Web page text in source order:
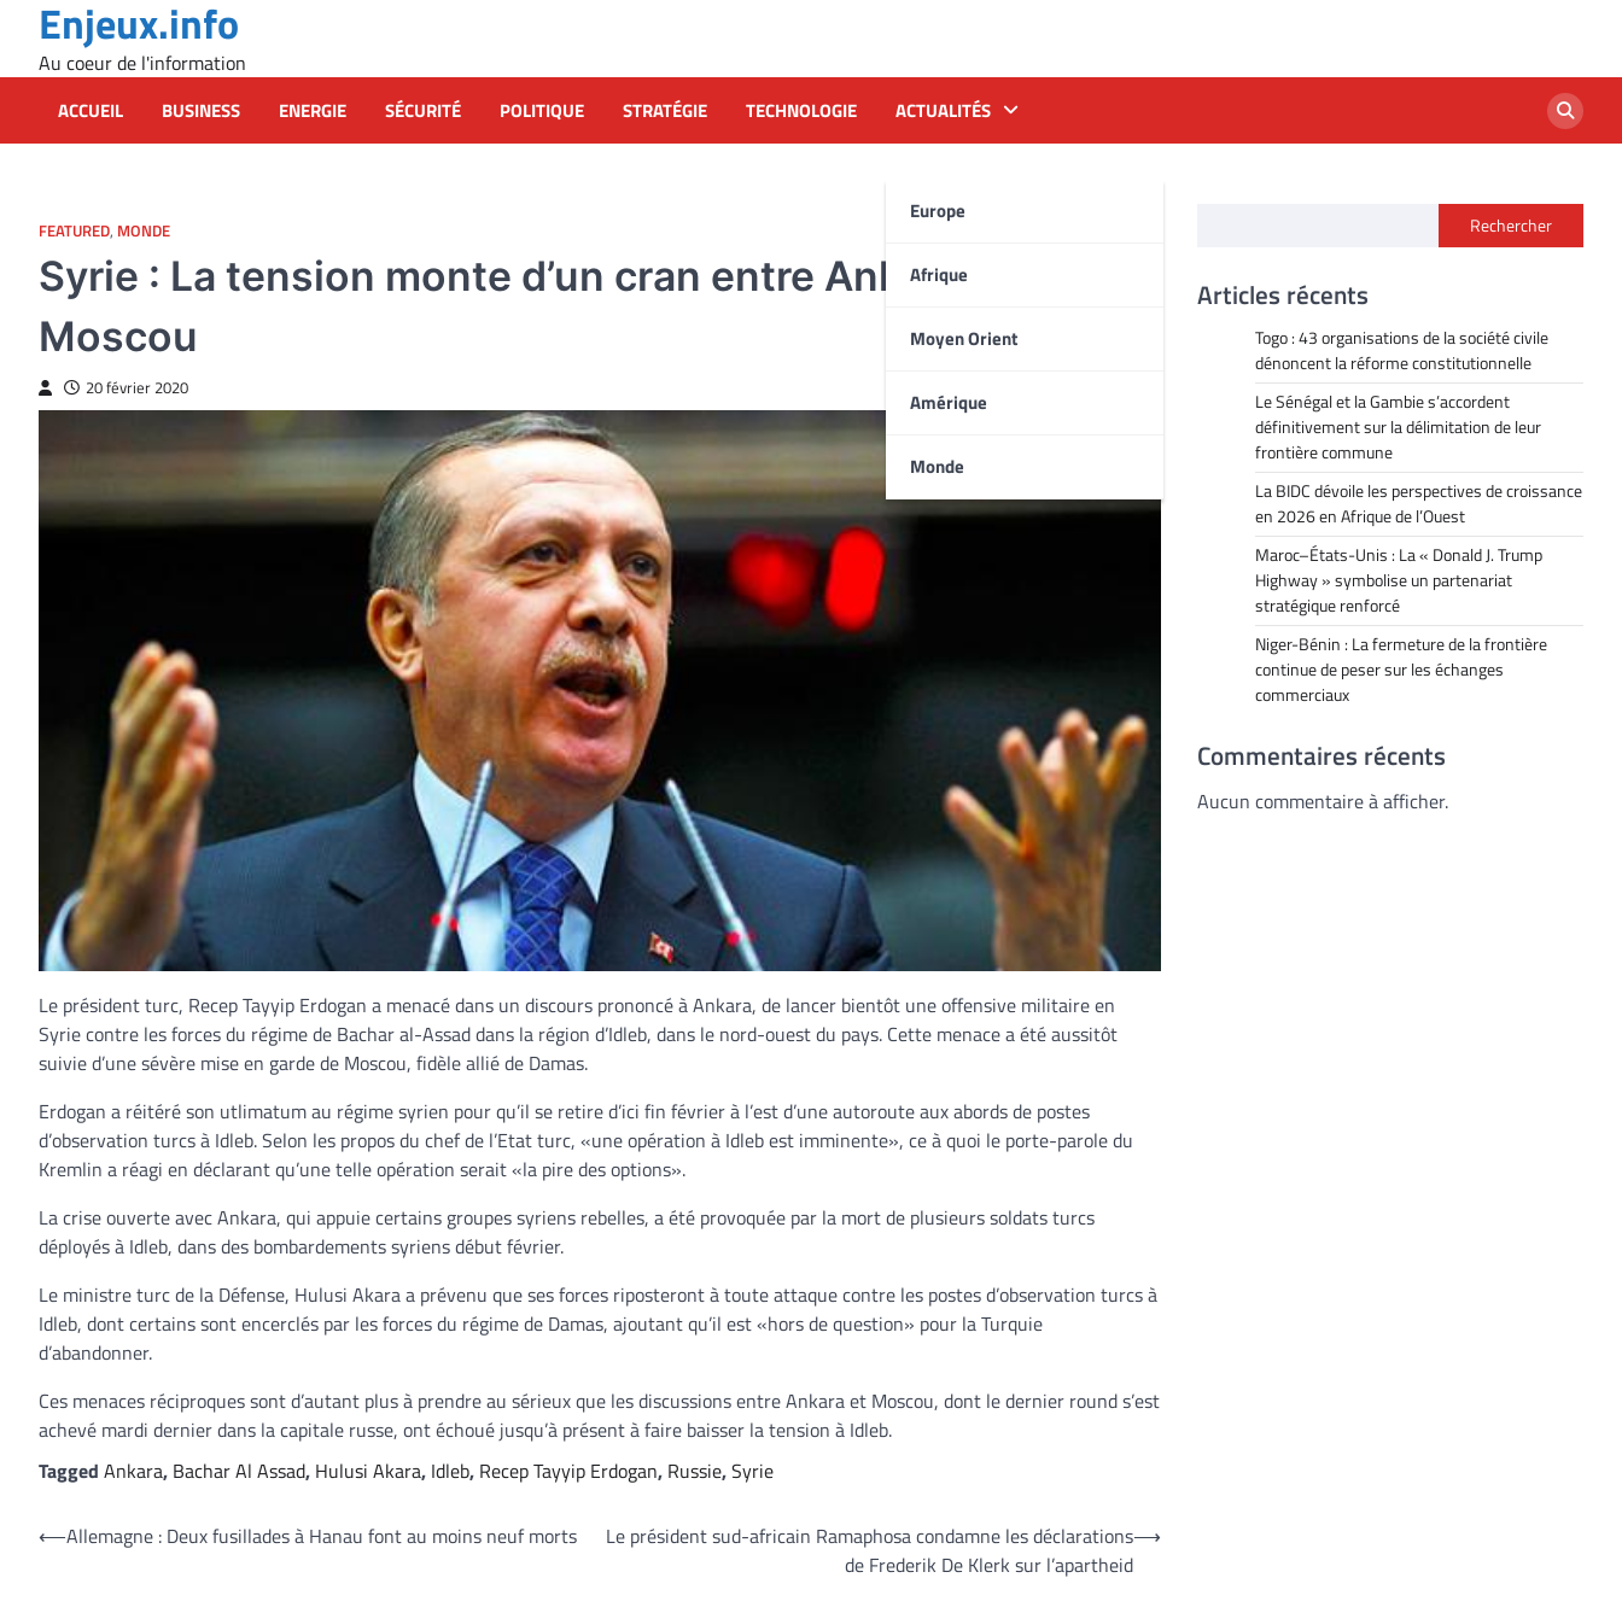
content
Enjeux.info
Au coeur de l'information
ACCUEIL BUSINESS ENERGIE SÉCURITÉ POLITIQUE STRATÉGIE TECHNOLOGIE ACTUALITÉS
Europe
Afrique
Moyen Orient
Amérique
Monde
FEATURED, MONDE
Syrie : La tension monte d’un cran entre Ankara et
Moscou
20 février 2020
Le président turc, Recep Tayyip Erdogan a menacé dans un discours prononcé à Ankara, de lancer bientôt une offensive militaire en
Syrie contre les forces du régime de Bachar al-Assad dans la région d’Idleb, dans le nord-ouest du pays. Cette menace a été aussitôt
suivie d’une sévère mise en garde de Moscou, fidèle allié de Damas.
Erdogan a réitéré son utlimatum au régime syrien pour qu’il se retire d’ici fin février à l’est d’une autoroute aux abords de postes
d’observation turcs à Idleb. Selon les propos du chef de l’Etat turc, «une opération à Idleb est imminente», ce à quoi le porte-parole du
Kremlin a réagi en déclarant qu’une telle opération serait «la pire des options».
La crise ouverte avec Ankara, qui appuie certains groupes syriens rebelles, a été provoquée par la mort de plusieurs soldats turcs
déployés à Idleb, dans des bombardements syriens début février.
Le ministre turc de la Défense, Hulusi Akara a prévenu que ses forces riposteront à toute attaque contre les postes d’observation turcs à
Idleb, dont certains sont encerclés par les forces du régime de Damas, ajoutant qu’il est «hors de question» pour la Turquie
d’abandonner.
Ces menaces réciproques sont d’autant plus à prendre au sérieux que les discussions entre Ankara et Moscou, dont le dernier round s’est
achevé mardi dernier dans la capitale russe, ont échoué jusqu’à présent à faire baisser la tension à Idleb.
Tagged Ankara, Bachar Al Assad, Hulusi Akara, Idleb, Recep Tayyip Erdogan, Russie,Syrie
Navigation
⟵Allemagne : Deux fusillades à Hanau font au moins neuf morts
Le président sud-africain Ramaphosa condamne les déclarations
de Frederik De Klerk sur l’apartheid
⟶
Rechercher
Articles récents
Togo : 43 organisations de la société civile
dénoncent la réforme constitutionnelle
Le Sénégal et la Gambie s’accordent
définitivement sur la délimitation de leur
frontière commune
La BIDC dévoile les perspectives de croissance
en 2026 en Afrique de l’Ouest
Maroc–États-Unis : La « Donald J. Trump
Highway » symbolise un partenariat
stratégique renforcé
Niger-Bénin : La fermeture de la frontière
continue de peser sur les échanges
commerciaux
Commentaires récents
Aucun commentaire à afficher.